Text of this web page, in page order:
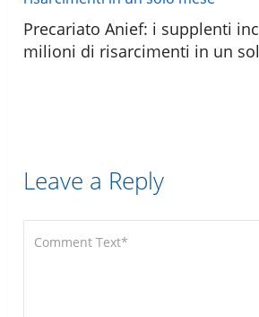
Precariato Anief: i supplenti
milioni di risarcimenti in un
Leave a Reply